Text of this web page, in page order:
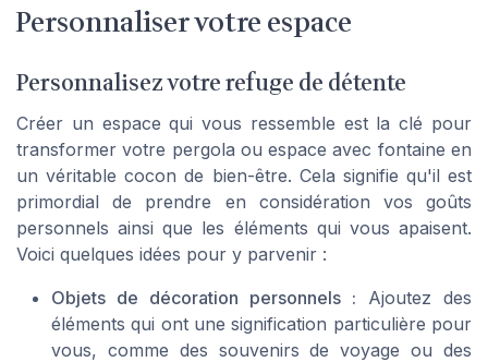
Personnaliser votre espace
Personnalisez votre refuge de détente
Créer un espace qui vous ressemble est la clé pour
transformer votre pergola ou espace avec fontaine en
un véritable cocon de bien-être. Cela signifie qu'il est
primordial de prendre en considération vos goûts
personnels ainsi que les éléments qui vous apaisent.
Voici quelques idées pour y parvenir :
Objets de décoration personnels : Ajoutez des
éléments qui ont une signification particulière pour
vous, comme des souvenirs de voyage ou des